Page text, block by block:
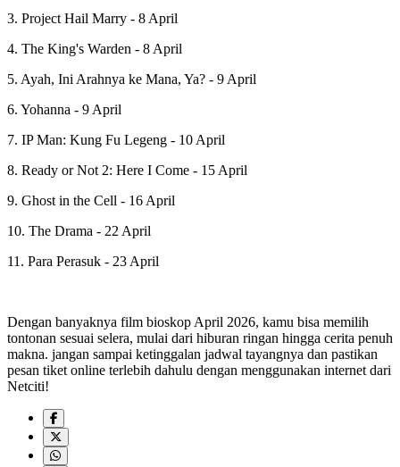
3. Project Hail Marry - 8 April
4. The King's Warden - 8 April
5. Ayah, Ini Arahnya ke Mana, Ya? - 9 April
6. Yohanna - 9 April
7. IP Man: Kung Fu Legeng - 10 April
8. Ready or Not 2: Here I Come - 15 April
9. Ghost in the Cell - 16 April
10. The Drama - 22 April
11. Para Perasuk - 23 April
Dengan banyaknya film bioskop April 2026, kamu bisa memilih
tontonan sesuai selera, mulai dari hiburan ringan hingga cerita penuh
makna. jangan sampai ketinggalan jadwal tayangnya dan pastikan
pesan tiket online terlebih dahulu dengan menggunakan internet dari
Netciti!